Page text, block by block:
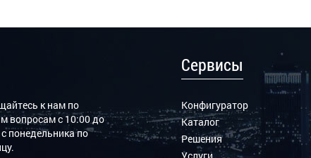
к нам по
вопросам с 10:00 до
понедельника по
Сервисы
Конфигуратор
Каталог
Решения